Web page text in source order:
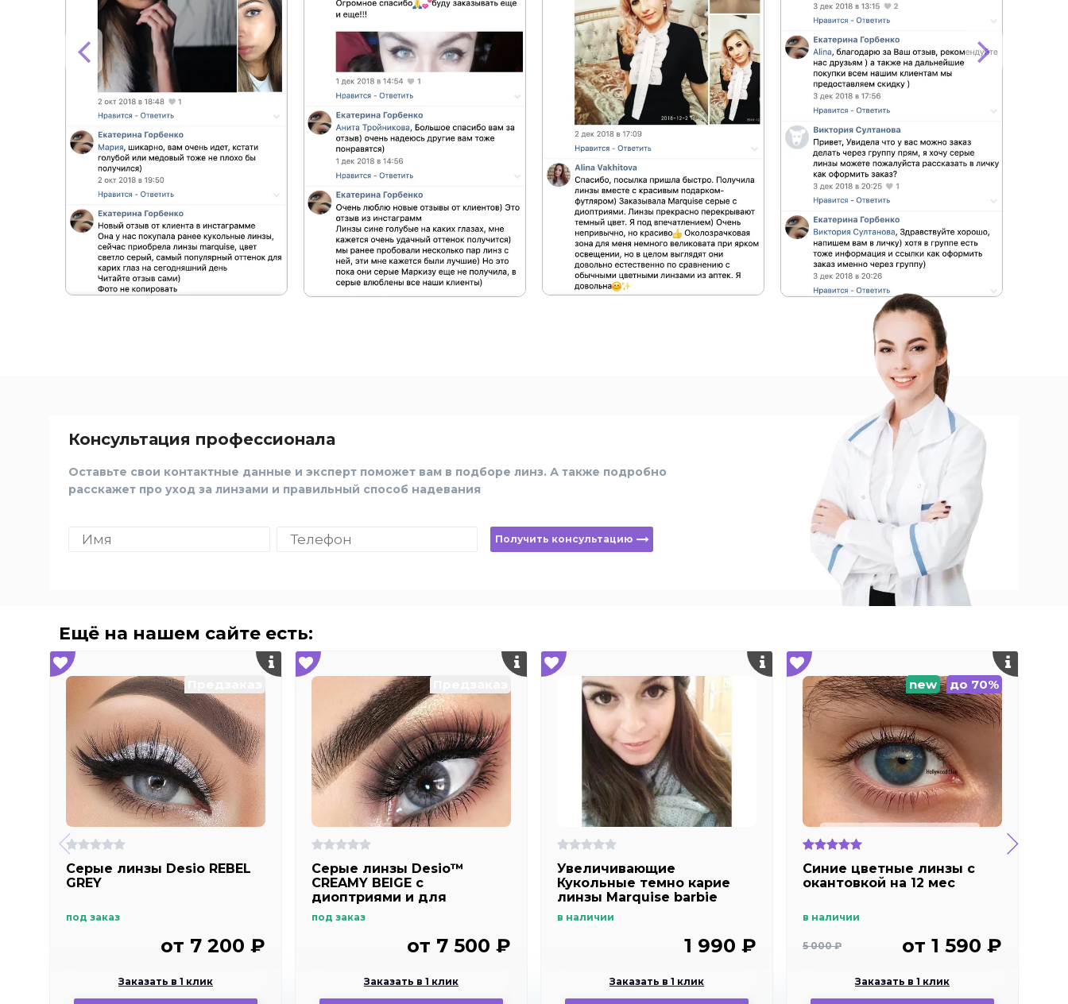
Консультация профессионала
Оставьте свои контактные данные и эксперт поможет вам в подборе линз. А также подробно
расскажет про уход за линзами и правильный способ надевания
Получить консультацию
Ещё на нашем сайте есть:
Серые линзы Desio REBEL
GREY
под заказ
от 7 200 ₽
Заказать в 1 клик
Серые линзы Desio™
CREAMY BEIGE с
диоптриями и для
под заказ
от 7 500 ₽
Заказать в 1 клик
Увеличивающие
Кукольные темно карие
линзы Marquise barbie
в наличии
1 990 ₽
Заказать в 1 клик
new до 70%
Синие цветные линзы c
окантовкой на 12 мес
в наличии
5 000 ₽ от 1 590 ₽
Заказать в 1 клик